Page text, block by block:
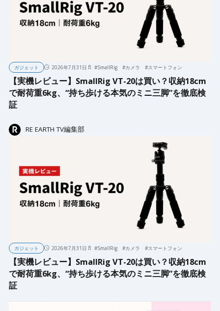
ガジェット 2026年7月31日 #SmallRig #カメラ #スマートフォン
【実機レビュー】SmallRig VT-20は買い？収納18cm
で耐荷重6kg、“持ち歩ける本気のミニ三脚”を徹底検
証
RE EARTH TV編集部
ガジェット 2026年7月31日 #SmallRig #カメラ #スマートフォン
【実機レビュー】SmallRig VT-20は買い？収納18cm
で耐荷重6kg、“持ち歩ける本気のミニ三脚”を徹底検
証